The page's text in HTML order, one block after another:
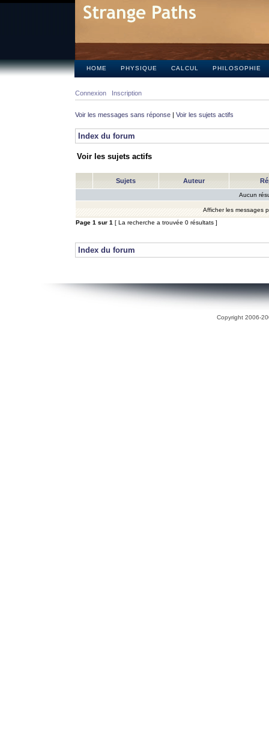
HOME PHYSIQUE CALCUL PHILOSOPHIE
Connexion Inscription
Voir les messages sans réponse | Voir les sujets actifs
Index du forum
Voir les sujets actifs
Sujets Auteur
Aucun
Afficher les messages
Page 1 sur 1 [ La recherche a trouvée 0 résultats ]
Index du forum
Copyright 2006-